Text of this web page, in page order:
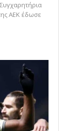
ΑΕΚ έδωσε